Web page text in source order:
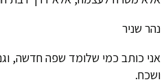
נהר שניר
אני כותב כמי שלומד שפה חדשה,
ושכח.